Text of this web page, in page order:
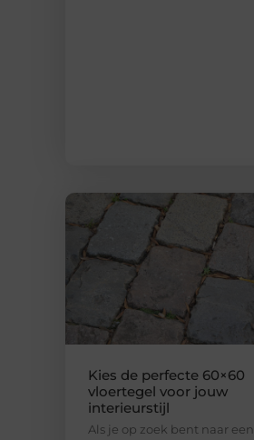
Kies de perfecte 60×60
vloertegel voor jouw
interieurstijl
Als je op zoek bent naar een